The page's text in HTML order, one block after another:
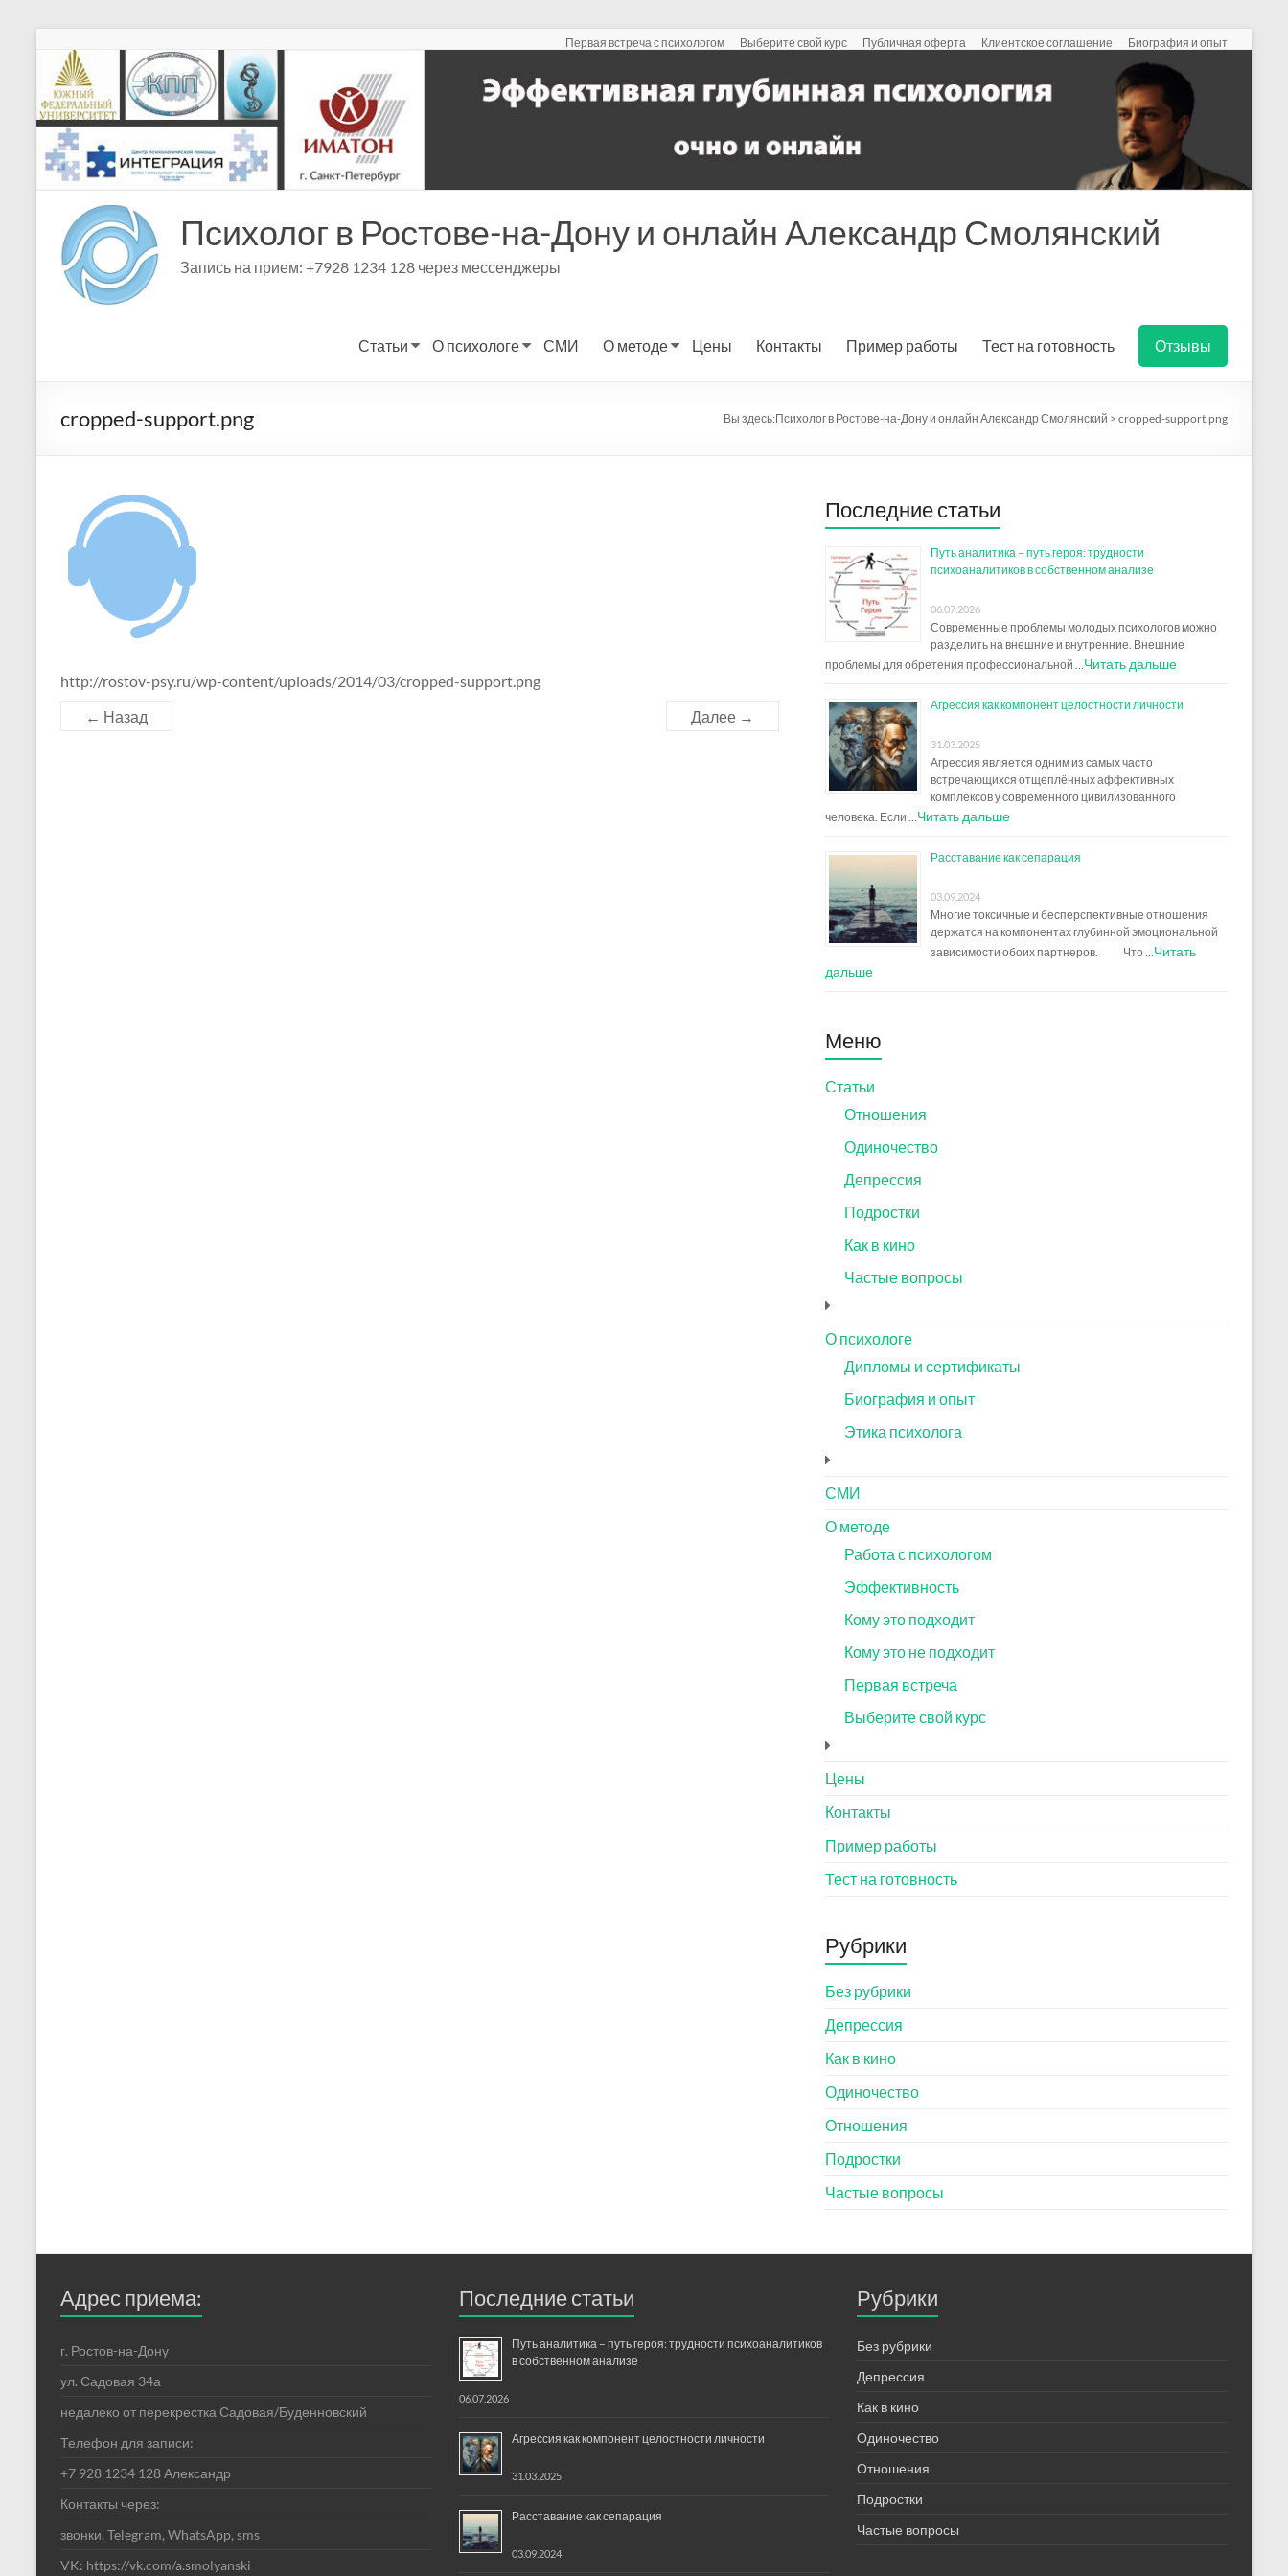
содержимому
Первая встреча с психологом Выберите свой курс Публичная оферта Клиентское соглашение Биография и опыт
Психолог в Ростове-на-Дону и онлайн Александр Смолянский
Запись на прием: +7928 1234 128 через мессенджеры
Статьи О психологе СМИ О методе Цены Контакты Пример работы Тест на готовность Отзывы
cropped-support.png Вы здесь:Психолог в Ростове-на-Дону и онлайн Александр Смолянский > cropped-support.png
http://rostov-psy.ru/wp-content/uploads/2014/03/cropped-support.png
← Назад
Далее →
Последние статьи
Путь аналитика – путь героя: трудности
психоаналитиков в собственном анализе
06.07.2026
Современные проблемы молодых психологов можно
разделить на внешние и внутренние. Внешние
проблемы для обретения профессиональной …Читать дальше
Агрессия как компонент целостности личности
31.03.2025
Агрессия является одним из самых часто
встречающихся отщеплённых аффективных
комплексов у современного цивилизованного
человека. Если …Читать дальше
Расставание как сепарация
03.09.2024
Многие токсичные и бесперспективные отношения
держатся на компонентах глубинной эмоциональной
зависимости обоих партнеров. Что …Читать
дальше
Меню
Статьи
Отношения
Одиночество
Депрессия
Подростки
Как в кино
Частые вопросы
О психологе
Дипломы и сертификаты
Биография и опыт
Этика психолога
СМИ
О методе
Работа с психологом
Эффективность
Кому это подходит
Кому это не подходит
Первая встреча
Выберите свой курс
Цены
Контакты
Пример работы
Тест на готовность
Рубрики
Без рубрики
Депрессия
Как в кино
Одиночество
Отношения
Подростки
Частые вопросы
Адрес приема:
г. Ростов-на-Дону
ул. Садовая 34а
недалеко от перекрестка Садовая/Буденновский
Телефон для записи:
+7 928 1234 128 Александр
Контакты через:
звонки, Telegram, WhatsApp, sms
VK: https://vk.com/a.smolyanski
Последние статьи
Путь аналитика – путь героя: трудности психоаналитиков
в собственном анализе
06.07.2026
Агрессия как компонент целостности личности
31.03.2025
Расставание как сепарация
03.09.2024
Рубрики
Без рубрики
Депрессия
Как в кино
Одиночество
Отношения
Подростки
Частые вопросы